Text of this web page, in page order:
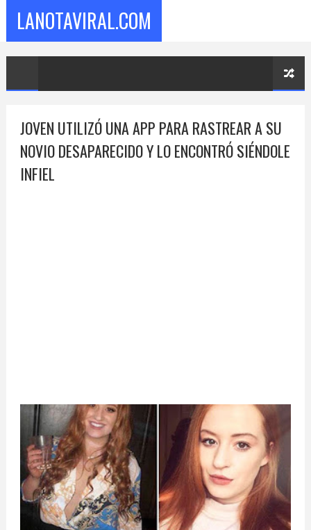
LANOTAVIRAL.COM
JOVEN UTILIZÓ UNA APP PARA RASTREAR A SU
NOVIO DESAPARECIDO Y LO ENCONTRÓ SIÉNDOLE
INFIEL